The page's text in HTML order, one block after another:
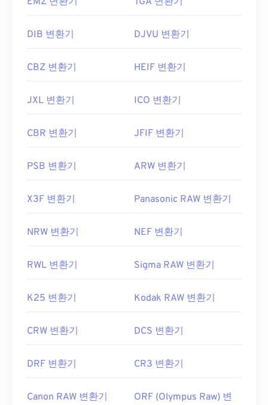
DIB 변환기 DJVU 변환기
CBZ 변환기 HEIF 변환기
JXL 변환기 ICO 변환기
CBR 변환기 JFIF 변환기
PSB 변환기 ARW 변환기
X3F 변환기 Panasonic RAW 변환기
NRW 변환기 NEF 변환기
RWL 변환기 Sigma RAW 변환기
K25 변환기 Kodak RAW 변환기
CRW 변환기 DCS 변환기
DRF 변환기 CR3 변환기
Canon RAW 변환기
ORF (Olympus Raw) 변